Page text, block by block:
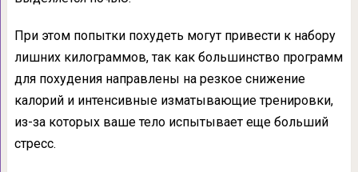
При этом попытки похудеть могут привести к набору
лишних килограммов, так как большинство программ
для похудения направлены на резкое снижение
калорий и интенсивные изматывающие тренировки,
из-за которых ваше тело испытывает еще больший
стресс.